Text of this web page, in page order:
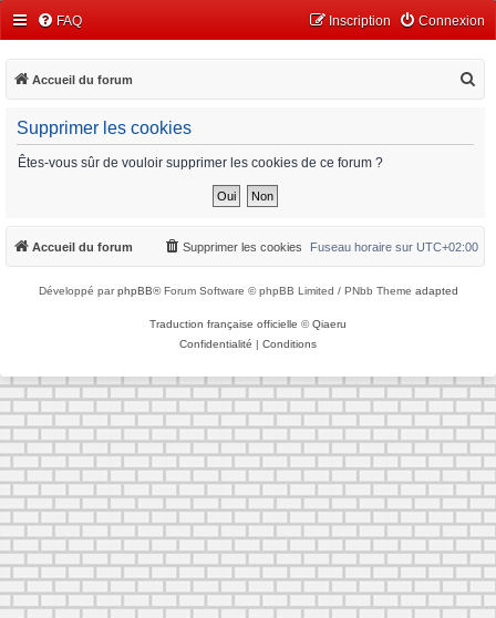
FAQ Connexion
Inscription
Accueil du forum
h
Supprimer les cookies
Êtes-vous sûr de vouloir supprimer les cookies de ce forum ?
Accueil du forum Fuseau horaire sur UTC+02:00
Supprimer les cookies
Développé parphpBB® Forum Software © phpBB Limited / PNbb Theme adapted
Traduction française officielle ©Qiaeru
Confidentialité | Conditions